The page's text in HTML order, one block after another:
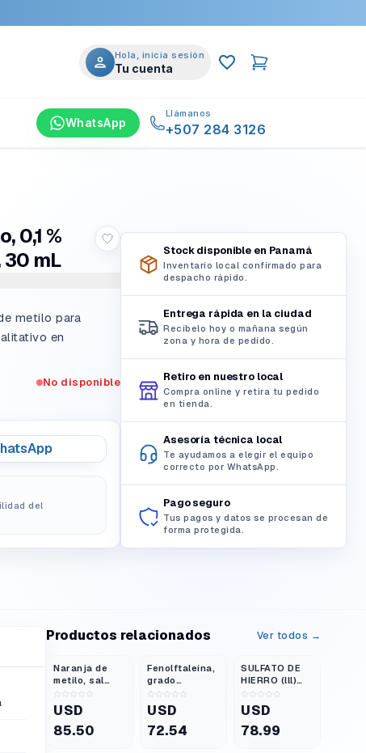
Hola, inicia sesión
Tu cuenta
WhatsApp
Llámanos
+507 284 3126
0,1 %
30 mL
metilo para
en
No disponible
del
Stock disponible en Panamá
Inventario local confirmado para
despacho rápido.
Entrega rápida en la ciudad
Recíbelo hoy o mañana según
zona y hora de pedido.
Retiro en nuestro local
Compra online y retira tu pedido
en tienda.
Asesoría técnica local
Te ayudamos a elegir el equipo
correcto por WhatsApp.
Pago seguro
Tus pagos y datos se procesan de
forma protegida.
Productos relacionados Ver todos →
Naranja de
metilo, sal
sódica,
indicador,
polvo, grado
de laboratorio,
USD
85.50
Fenolftaleína,
grado
reactivo, 100
gUSD
72.54
SULFATO DE
HIERRO (lll)
Frasco 100 g
USD
78.99